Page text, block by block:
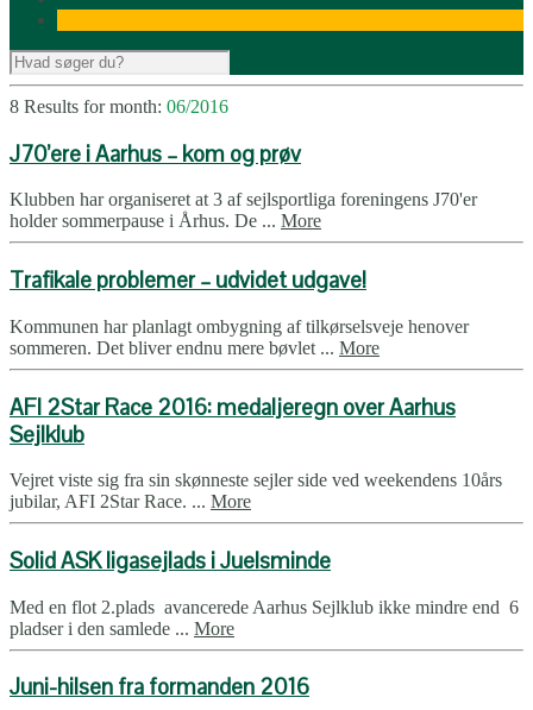
8 Results formonth: 06/2016
J70’ere i Aarhus – kom og prøv
Klubben har organiseret at 3 af sejlsportliga foreningens J70'er
holder sommerpause i Århus. De ... More
Trafikale problemer – udvidet udgave!
Kommunen har planlagt ombygning af tilkørselsveje henover
sommeren. Det bliver endnu mere bøvlet ... More
AFI 2Star Race 2016: medaljeregn over Aarhus
Sejlklub
Vejret viste sig fra sin skønneste sejler side ved weekendens 10års
jubilar, AFI 2Star Race. ... More
Solid ASK ligasejlads i Juelsminde
Med en flot 2.plads avancerede Aarhus Sejlklub ikke mindre end 6
pladser i den samlede ... More
Juni-hilsen fra formanden 2016